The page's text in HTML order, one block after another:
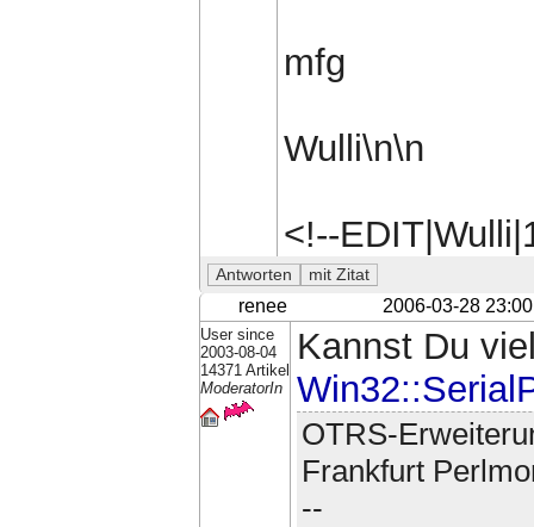
mfg
Wulli\n\n
<!--
renee 2006-03-28 23:00
User since
2003-08-04
14371 Artikel
ModeratorIn
Kannst Du
OTRS-
Frankfurt
--